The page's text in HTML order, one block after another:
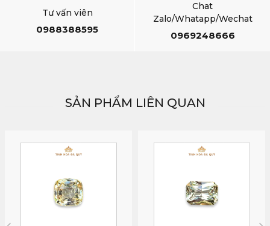
Tư vấn viên
0988388595
Chat
Zalo/Whatapp/Wechat
0969248666
SẢN PHẨM LIÊN QUAN